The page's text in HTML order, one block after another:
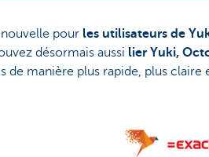
pour les utilisateurs de
désormais aussi lier Yuki,
de manière plus rapide, plus